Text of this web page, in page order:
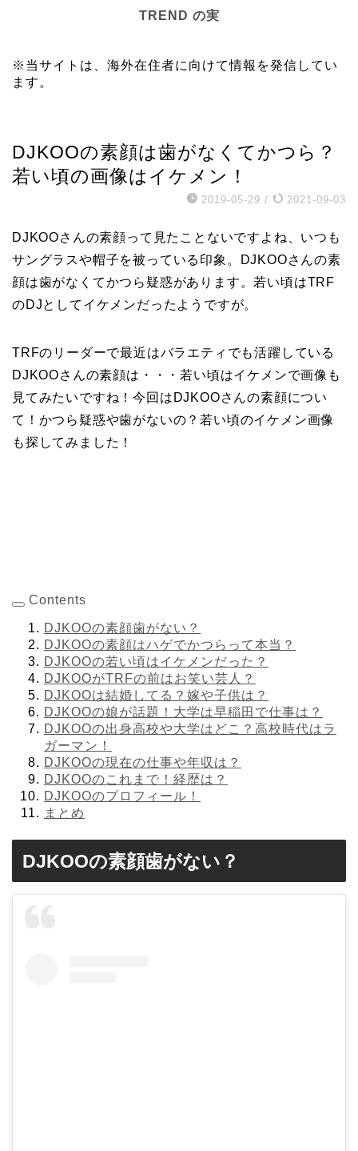
TREND の実
※当サイトは、海外在住者に向けて情報を発信してい
ます。
DJKOOの素顔は歯がなくてかつら？
若い頃の画像はイケメン！
2019-05-29 / 2021-09-03
DJKOOさんの素顔って見たことないですよね、いつも
サングラスや帽子を被っている印象。DJKOOさんの素
顔は歯がなくてかつら疑惑があります。若い頃はTRF
のDJとしてイケメンだったようですが。
TRFのリーダーで最近はバラエティでも活躍している
DJKOOさんの素顔は・・・若い頃はイケメンで画像も
見てみたいですね！今回はDJKOOさんの素顔につい
て！かつら疑惑や歯がないの？若い頃のイケメン画像
も探してみました！
Contents
DJKOOの素顔歯がない？
DJKOOの素顔はハゲでかつらって本当？
DJKOOの若い頃はイケメンだった？
DJKOOがTRFの前はお笑い芸人？
DJKOOは結婚してる？嫁や子供は？
DJKOOの娘が話題！大学は早稲田で仕事は？
DJKOOの出身高校や大学はどこ？高校時代はラ
ガーマン！
DJKOOの現在の仕事や年収は？
DJKOOのこれまで！経歴は？
DJKOOのプロフィール！
まとめ
DJKOOの素顔歯がない？